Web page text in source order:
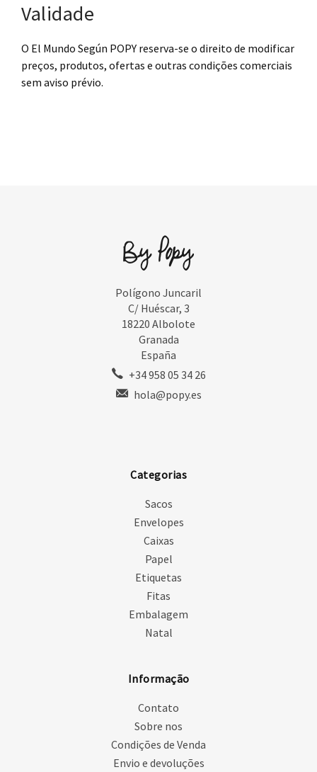
Validade
O El Mundo Según POPY reserva-se o direito de modificar
preços, produtos, ofertas e outras condições comerciais
sem aviso prévio.
Polígono Juncaril
C/ Huéscar, 3
18220 Albolote
Granada
España
+34 958 05 34 26
hola@popy.es
Categorias
Sacos
Envelopes
Caixas
Papel
Etiquetas
Fitas
Embalagem
Natal
Informação
Contato
Sobre nos
Condições de Venda
Envio e devoluções